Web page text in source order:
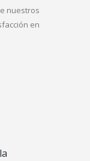
nuestros
en